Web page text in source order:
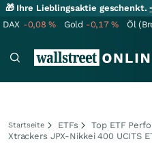
🎁 Ihre Lieblingsaktie geschenkt.
DAX -0,08% Gold -0,17% Öl
Startseite ETFs
Top ETF
Xtrackers JPX-Nikkei 400 UCITS